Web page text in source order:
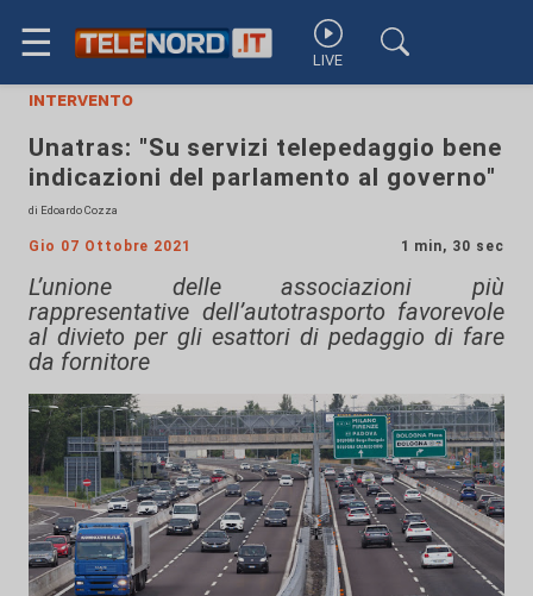
☰ LIVE
intervento
Unatras: "Su servizi telepedaggio bene
indicazioni del parlamento al governo"
di Edoardo Cozza
Gio 07 Ottobre 2021 1 min, 30 sec
L’unione delle associazioni più
rappresentative dell’autotrasporto favorevole
al divieto per gli esattori di pedaggio di fare
da fornitore